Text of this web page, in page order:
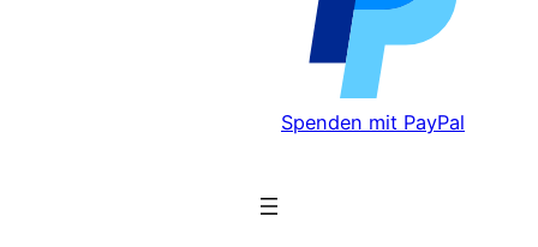
Spenden mit PayPal